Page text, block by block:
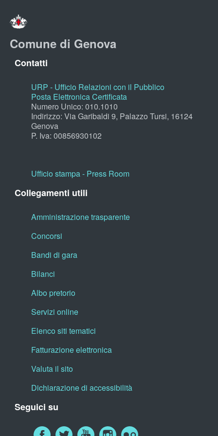
Comune di Genova
Contatti
URP - Ufficio Relazioni con il Pubblico
Posta Elettronica Certificata
Numero Unico: 010.1010
Indirizzo: Via Garibaldi 9, Palazzo Tursi, 16124
Genova
P. Iva: 00856930102
Ufficio stampa - Press Room
Collegamenti utili
Amministrazione trasparente
Concorsi
Bandi di gara
Bilanci
Albo pretorio
Servizi online
Elenco siti tematici
Fatturazione elettronica
Valuta il sito
Dichiarazione di accessibilità
Seguici su